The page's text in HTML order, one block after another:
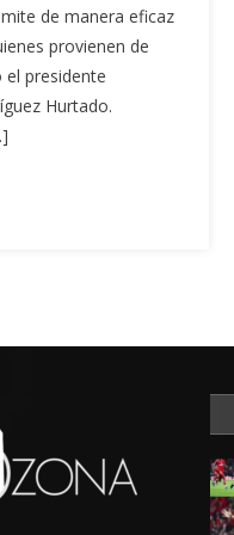
de manera eficaz
provienen de
presidente
Hurtado.